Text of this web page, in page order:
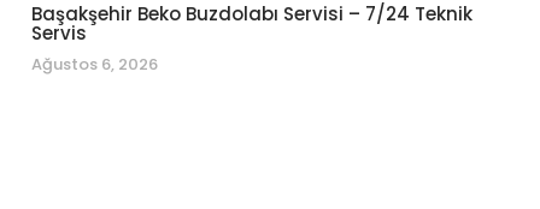
Başakşehir Beko Buzdolabı Servisi – 7/24 Teknik
Servis
Ağustos 6, 2026